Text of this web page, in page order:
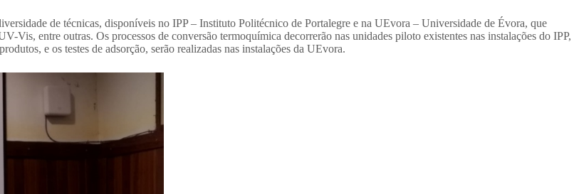
de técnicas, disponíveis no IPP – Instituto Politécnico de Portalegre e na UEvora – Universidade de Évora, que
entre outras. Os processos de conversão termoquímica decorrerão nas unidades piloto existentes nas instalações do IPP,
e os testes de adsorção, serão realizadas nas instalações da UEvora.